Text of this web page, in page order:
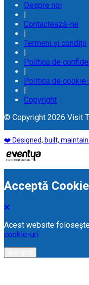
Despre noi
|
Contactează-ne
|
Termeni și condiții
|
Politica de
|
Politica de
|
Copyright
© Copyright 2026 Visit
❤️ Designed, built,
Acceptă
Acest website
cookie-uri